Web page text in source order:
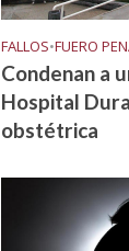
FALLOS•FUERO
Condenan a
Hospital
obstétrica